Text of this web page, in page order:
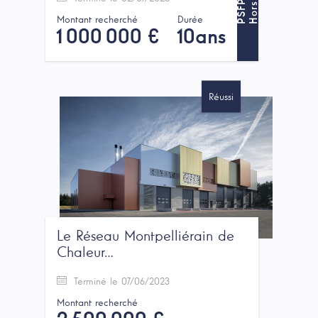
Montant recherché
1 000 000 €
Durée
10ans
H
o
r
s
P
S
F
P
Réussi
Le Réseau Montpelliérain de
Chaleur…
Terminé le 07/06/2023
Montant recherché